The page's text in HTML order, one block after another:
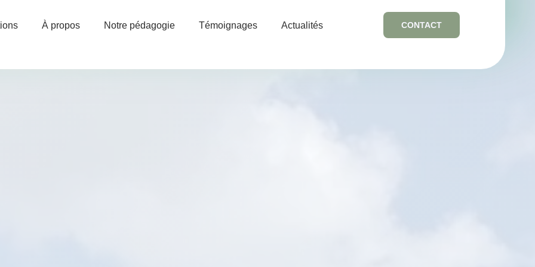
À propos Notre pédagogie Témoignages Actualités CONTACT